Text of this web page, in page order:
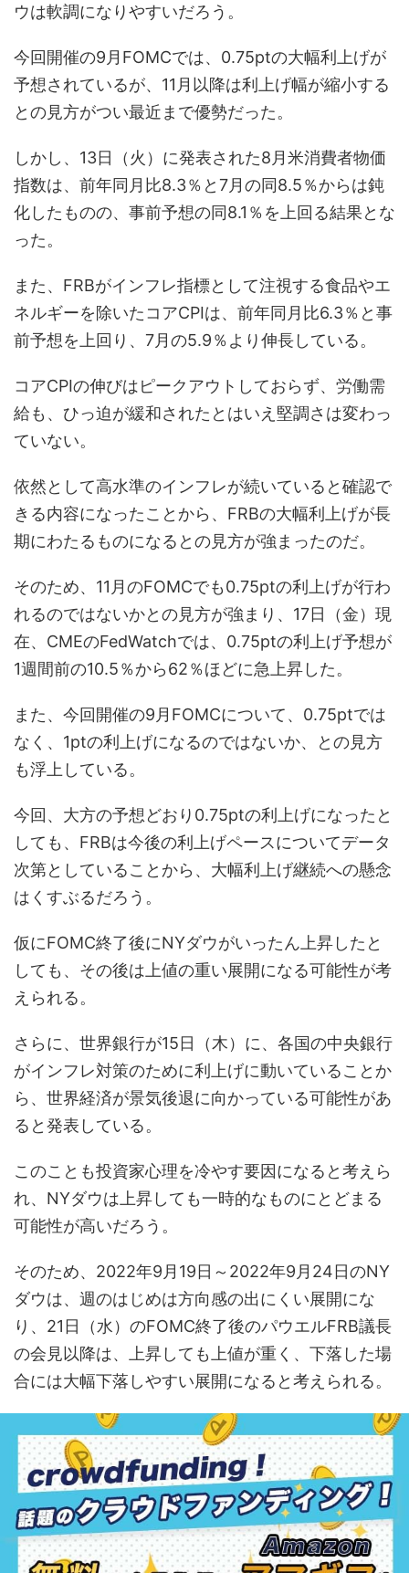
ウは軟調になりやすいだろう。
今回開催の9月FOMCでは、0.75ptの大幅利上げが
予想されているが、11月以降は利上げ幅が縮小する
との見方がつい最近まで優勢だった。
しかし、13日（火）に発表された8月米消費者物価
指数は、前年同月比8.3％と7月の同8.5％からは鈍
化したものの、事前予想の同8.1％を上回る結果とな
った。
また、FRBがインフレ指標として注視する食品やエ
ネルギーを除いたコアCPIは、前年同月比6.3％と事
前予想を上回り、7月の5.9％より伸長している。
コアCPIの伸びはピークアウトしておらず、労働需
給も、ひっ迫が緩和されたとはいえ堅調さは変わっ
ていない。
依然として高水準のインフレが続いていると確認で
きる内容になったことから、FRBの大幅利上げが長
期にわたるものになるとの見方が強まったのだ。
そのため、11月のFOMCでも0.75ptの利上げが行わ
れるのではないかとの見方が強まり、17日（金）現
在、CMEのFedWatchでは、0.75ptの利上げ予想が
1週間前の10.5％から62％ほどに急上昇した。
また、今回開催の9月FOMCについて、0.75ptでは
なく、1ptの利上げになるのではないか、との見方
も浮上している。
今回、大方の予想どおり0.75ptの利上げになったと
しても、FRBは今後の利上げペースについてデータ
次第としていることから、大幅利上げ継続への懸念
はくすぶるだろう。
仮にFOMC終了後にNYダウがいったん上昇したと
しても、その後は上値の重い展開になる可能性が考
えられる。
さらに、世界銀行が15日（木）に、各国の中央銀行
がインフレ対策のために利上げに動いていることか
ら、世界経済が景気後退に向かっている可能性があ
ると発表している。
このことも投資家心理を冷やす要因になると考えら
れ、NYダウは上昇しても一時的なものにとどまる
可能性が高いだろう。
そのため、2022年9月19日～2022年9月24日のNY
ダウは、週のはじめは方向感の出にくい展開にな
り、21日（水）のFOMC終了後のパウエルFRB議長
の会見以降は、上昇しても上値が重く、下落した場
合には大幅下落しやすい展開になると考えられる。